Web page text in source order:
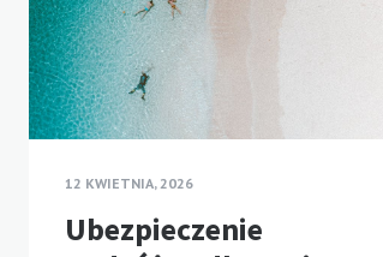
12 KWIETNIA, 2026
Ubezpieczenie